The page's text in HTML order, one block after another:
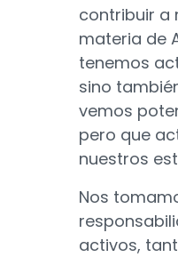
contribuir a
materia de
tenemos
sino
vemos
pero que
nuestros
Nos
activos,